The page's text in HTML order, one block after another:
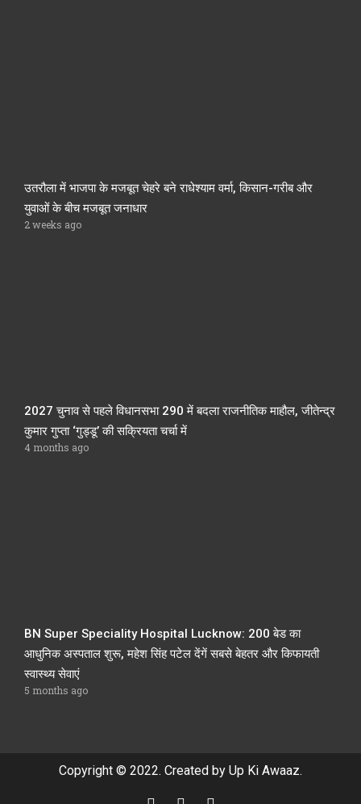
उतरौला में भाजपा के मजबूत चेहरे बने राधेश्याम वर्मा, किसान-गरीब और
युवाओं के बीच मजबूत जनाधार
2 weeks ago
2027 चुनाव से पहले विधानसभा 290 में बदला राजनीतिक माहौल, जीतेन्द्र
कुमार गुप्ता ‘गुड्डू’ की सक्रियता चर्चा में
4 months ago
BN Super Speciality Hospital Lucknow: 200 बेड का
आधुनिक अस्पताल शुरू, महेश सिंह पटेल देंगें सबसे बेहतर और किफायती
स्वास्थ्य सेवाएं
5 months ago
Copyright © 2022. Created by Up Ki Awaaz.